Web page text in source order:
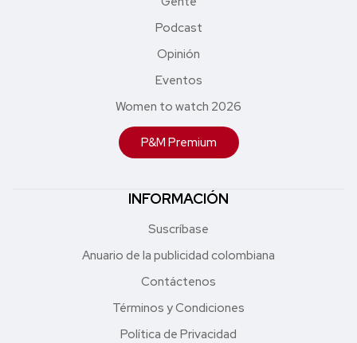
Podcast
Opinión
Eventos
Women to watch 2026
P&M Premium
INFORMACIÓN
Suscríbase
Anuario de la publicidad colombiana
Contáctenos
Términos y Condiciones
Política de Privacidad